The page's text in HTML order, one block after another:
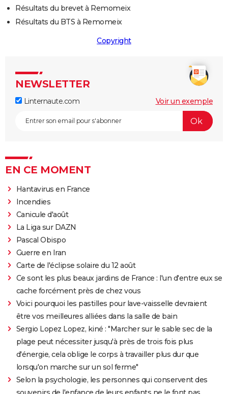
Résultats du brevet à Remomeix
Résultats du BTS à Remomeix
Copyright
NEWSLETTER
Linternaute.com Voir un exemple
EN CE MOMENT
Hantavirus en France
Incendies
Canicule d'août
La Liga sur DAZN
Pascal Obispo
Guerre en Iran
Carte de l'éclipse solaire du 12 août
Ce sont les plus beaux jardins de France : l'un d'entre eux se
cache forcément près de chez vous
Voici pourquoi les pastilles pour lave-vaisselle devraient
être vos meilleures alliées dans la salle de bain
Sergio Lopez Lopez, kiné : "Marcher sur le sable sec de la
plage peut nécessiter jusqu'à près de trois fois plus
d'énergie, cela oblige le corps à travailler plus dur que
lorsqu'on marche sur un sol ferme"
Selon la psychologie, les personnes qui conservent des